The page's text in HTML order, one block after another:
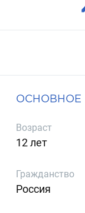
ОСНОВНОЕ
Возраст
12 лет
Гражданство
Россия